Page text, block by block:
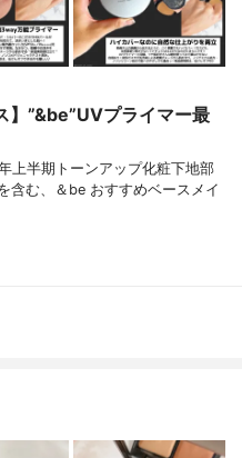
】”&be”UVプライマー最
上半期トーンアップ化粧下地部
含む、＆be おすすめベースメイ